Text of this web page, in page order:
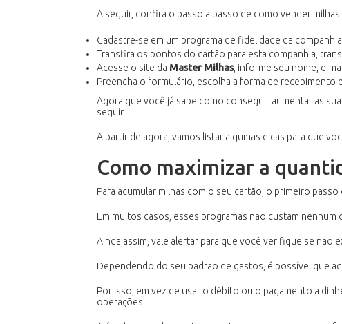
A seguir, confira o passo a passo de como vender milhas.
Cadastre-se em um programa de fidelidade da
Transfira os pontos do cartão para esta companhia,
Acesse o site da Master Milhas, informe seu nome, e-
Preencha o formulário, escolha a forma de recebimento
Agora que você já sabe como conseguir aumentar as
seguir.
A partir de agora, vamos listar algumas dicas para que
Como maximizar a
Para acumular milhas com o seu cartão, o primeiro
Em muitos casos, esses programas não custam
Ainda assim, vale alertar para que você verifique se não
Dependendo do seu padrão de gastos, é possível que
Por isso, em vez de usar o débito ou o pagamento a
operações.